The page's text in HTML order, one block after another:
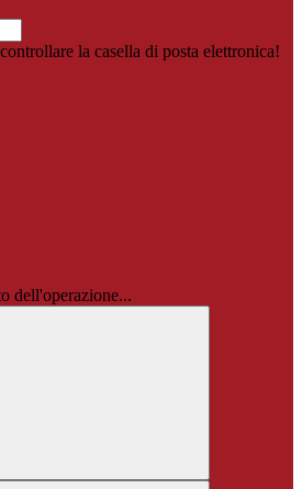
la casella di posta elettronica!
dell'operazione...